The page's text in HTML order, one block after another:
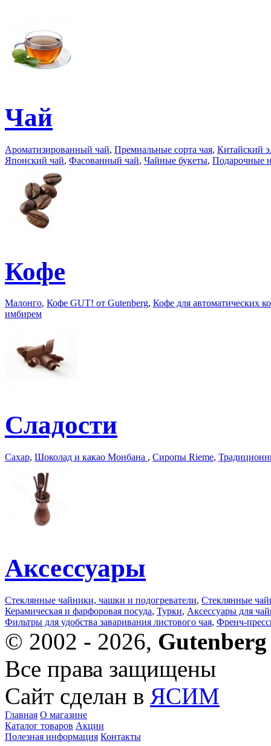
Чай
Ароматизированный чай, Премиальные сорта чая, Китайский
Японский чай, Фасованный чай, Чайные букеты, Подарочные
Кофе
Малонго, Кофе GUT! от Gutenberg, Кофе для автоматических
имбирем
Сладости
Сахар, Шоколад и какао Монбана , Сиропы Rieme,
Аксессуары
Стеклянные чайники, чашки и подогреватели, Стеклянные
Керамическая и фарфоровая посуда, Турки, Аксессуары для
Фильтры для удобства заваривания листового чая, Френч-
© 2002 - 2026, Gutenberg
Все права защищены
Сайт сделан в ЯСИМ
Главная О магазине
Каталог товаров Акции
Полезная информация Контакты